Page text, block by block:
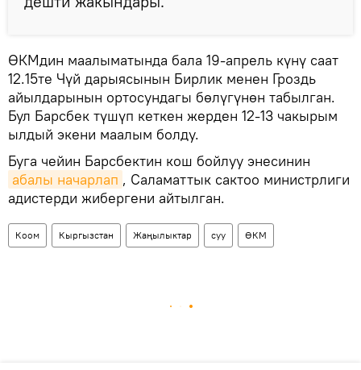
ӨКМдин маалыматында бала 19-апрель күнү саат
12.15те Чүй дарыясынын Бирлик менен Гроздь
айылдарынын ортосундагы бөлүгүнөн табылган.
Бул Барсбек түшүп кеткен жерден 12-13 чакырым
ылдый экени маалым болду.
Буга чейин Барсбектин кош бойлуу энесинин
абалы начарлап , Саламаттык сактоо министрлиги
адистерди жибергени айтылган.
Коом Кыргызстан Жаңылыктар суу ӨКМ